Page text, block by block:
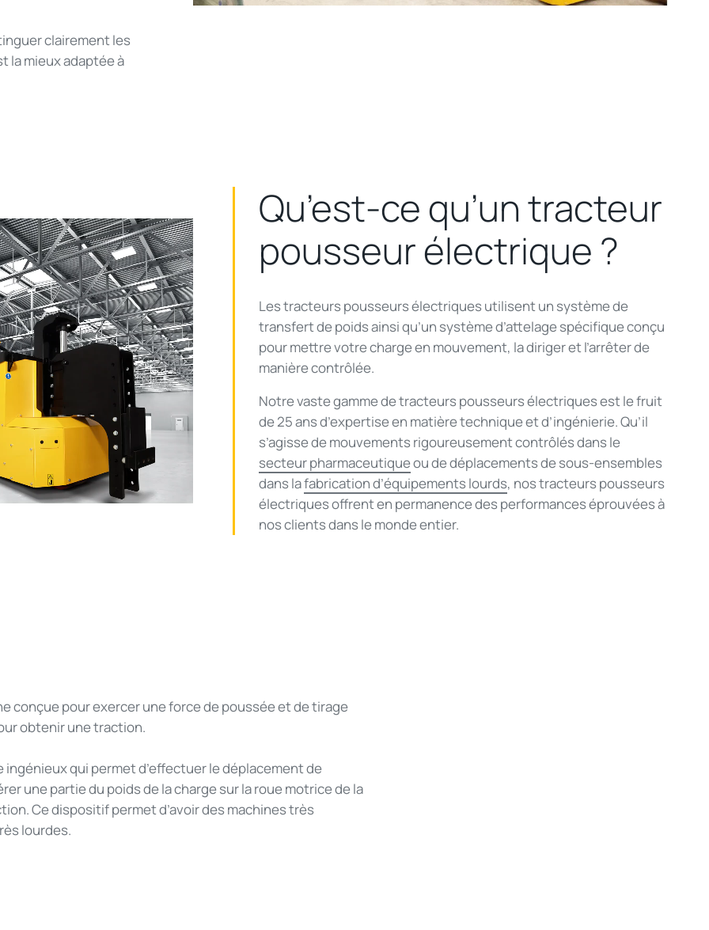
clairement les
la mieux adaptée à
Qu’est-ce qu’un tracteur
pousseur électrique ?
Les tracteurs pousseurs électriques utilisent un système de
transfert de poids ainsi qu’un système d’attelage spécifique conçu
pour mettre votre charge en mouvement, la diriger et l’arrêter de
manière contrôlée.
Notre vaste gamme de tracteurs pousseurs électriques est le fruit
de 25 ans d’expertise en matière technique et d’ingénierie. Qu’il
s’agisse de mouvements rigoureusement contrôlés dans le
secteur pharmaceutiqueou de déplacements de sous-ensembles
dans lafabrication d’équipements lourds, nos tracteurs pousseurs
électriques offrent en permanence des performances éprouvées à
nos clients dans le monde entier.
conçue pour exercer une force de poussée et de tirage
obtenir une traction.
qui permet d’effectuer le déplacement de
une partie du poids de la charge sur la roue motrice de la
Ce dispositif permet d’avoir des machines très
lourdes.